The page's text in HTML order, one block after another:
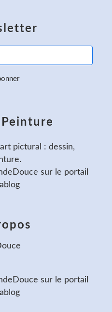
pictural : dessin,
sur le portail
sur le portail